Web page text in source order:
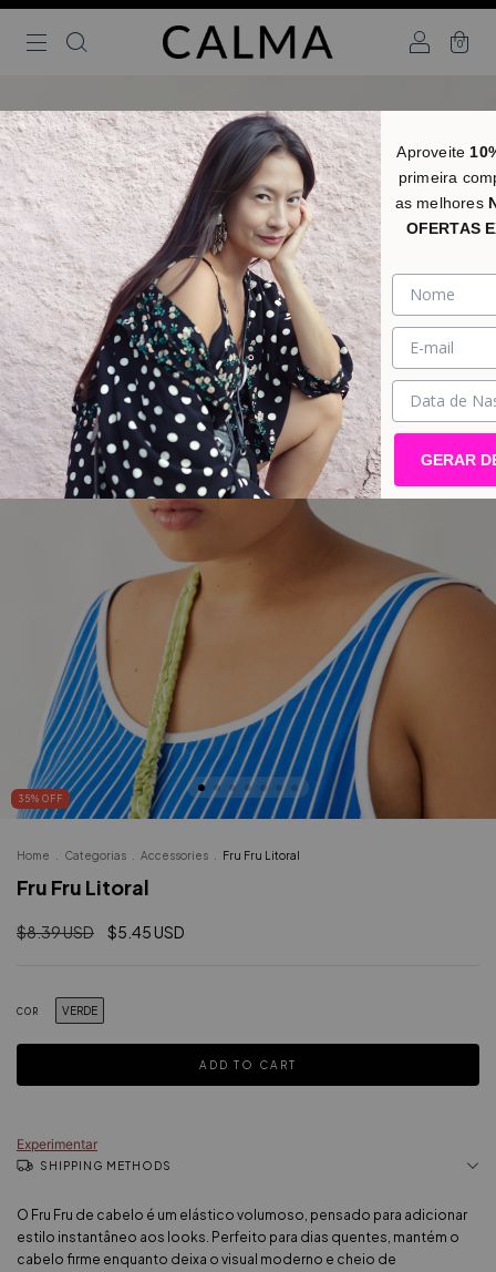
0
35% OFF
Home Categorias Accessories Fru Fru Litoral
Fru Fru Litoral
$8.39 USD $5.45 USD
COR VERDE
Experimentar
SHIPPING METHODS
O Fru Fru de cabelo é um elástico volumoso, pensado para adicionar
estilo instantâneo aos looks. Perfeito para dias quentes, mantém o
cabelo firme enquanto deixa o visual moderno e cheio de
Aproveite
primeira
as melhores
OFERTAS
GERAR